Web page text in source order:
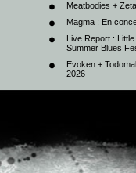
Meatbodies +
Magma : En
Live Report :
Summer Blues
Evoken +
2026